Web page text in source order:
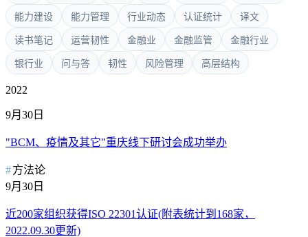
能力建设 能力管理 行业动态 认证统计 译文
读书笔记 运营韧性 金融业 金融监管 金融行业
银行业 问与答 韧性 风险管理 高层结构
2022
9月30日
"BCM、疫情及其它"重庆线下研讨会成功举办
方法论
9月30日
近200家组织获得ISO 22301认证(附表统计到168家，
2022.09.30更新)